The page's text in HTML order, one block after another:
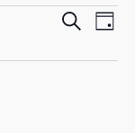
Recherche
de
Jour